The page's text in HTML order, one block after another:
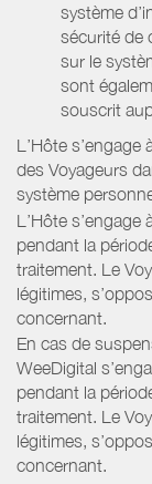
système
sécurité de
sur le
sont
souscrit
L’Hôte
des Voyageurs
système
L’Hôte
pendant la
traitement. Le
légitimes,
concernant.
En cas de
WeeDigital
pendant la
traitement. Le
légitimes,
concernant.